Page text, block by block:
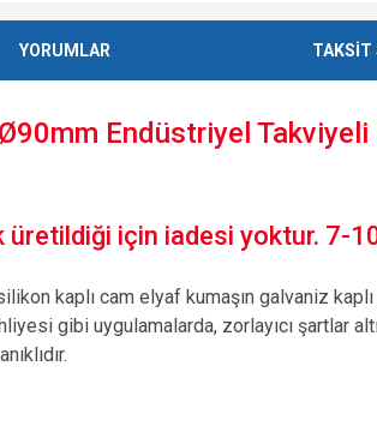
YORUMLAR TAKSİT
Ø90mm Endüstriyel
için iadesi yoktur. 7-
kaplı cam elyaf kumaşın galvaniz
gibi uygulamalarda, zorlayıcı şartlar